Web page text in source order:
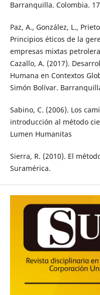
Barranquilla. Colombia.
Paz, A., González, L.,
Principios éticos de la
empresas mixtas
Cazallo, A. (2017).
Humana en Contextos
Simón Bolívar.
Sabino, C. (2006). Los
introducción al método
Lumen Humanitas
Sierra, R. (2010). El
Suramérica.